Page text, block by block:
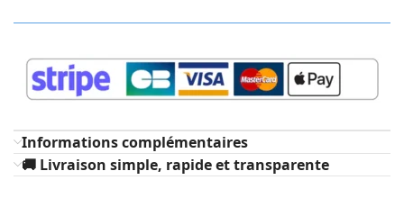
Informations complémentaires
🚚 Livraison simple, rapide et transparente